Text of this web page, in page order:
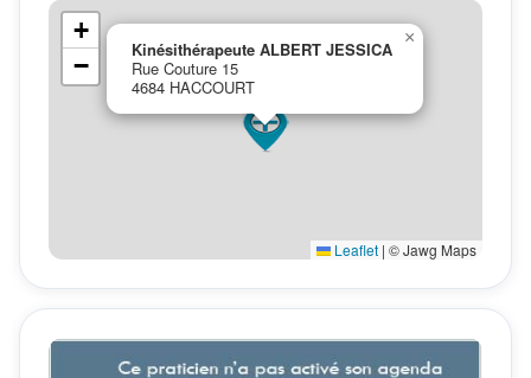
Kinésithérapeute ALBERT JESSICA
Rue Couture 15
4684 HACCOURT
×
+
−
Leaflet | © Jawg Maps